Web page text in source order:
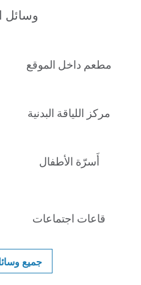
وسائل
مطعم داخل الموقع
مركز اللياقة البدنية
أَسرّة الأطفال
قاعات اجتماعات
جميع